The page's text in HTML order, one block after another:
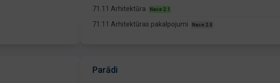
71.11 Arhitektūra Nace 2.1
71.11 Arhitektūras pakalpojumi Nace 2.0
Parādi